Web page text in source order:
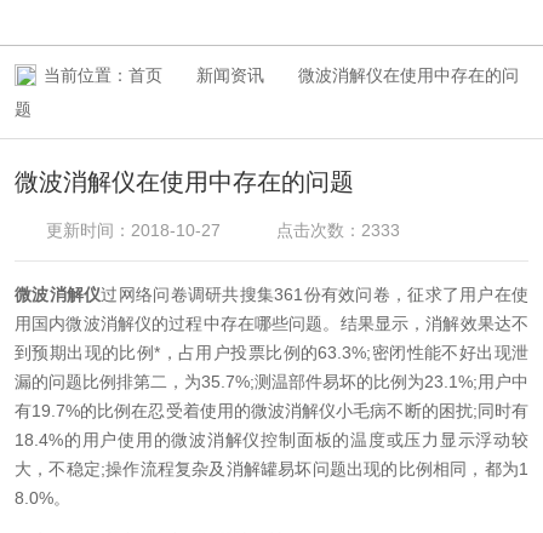
当前位置： 首页 新闻资讯
微波消解仪在使用中存在的问
题
微波消解仪在使用中存在的问题
更新时间：2018-10-27 点击次数：2333
微波消解仪过网络问卷调研共搜集361份有效问卷，征求了用户在使
用国内微波消解仪的过程中存在哪些问题。结果显示，消解效果达不
到预期出现的比例*，占用户投票比例的63.3%;密闭性能不好出现泄
漏的问题比例排第二，为35.7%;测温部件易坏的比例为23.1%;用户中
有19.7%的比例在忍受着使用的微波消解仪小毛病不断的困扰;同时有
18.4%的用户使用的微波消解仪控制面板的温度或压力显示浮动较
大，不稳定;操作流程复杂及消解罐易坏问题出现的比例相同，都为1
8.0%。